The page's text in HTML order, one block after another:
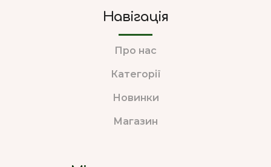
Навігація
Про нас
Категорії
Новинки
Магазин